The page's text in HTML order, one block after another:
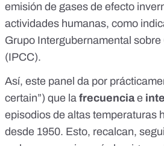
emisión de gases de efecto
actividades humanas, como
Grupo Intergubernamental
(IPCC).
Así, este panel da por
certain”) que la frecuenciae
episodios de altas temperaturas
desde 1950. Esto, recalcan,